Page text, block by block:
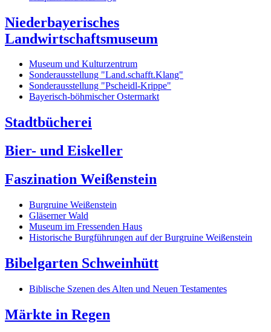
Niederbayerisches
Landwirtschaftsmuseum
Museum und Kulturzentrum
Sonderausstellung "Land.schafft.Klang"
Sonderausstellung "Pscheidl-Krippe"
Bayerisch-böhmischer Ostermarkt
Stadtbücherei
Bier- und Eiskeller
Faszination Weißenstein
Burgruine Weißenstein
Gläserner Wald
Museum im Fressenden Haus
Historische Burgführungen auf der Burgruine Weißenstein
Bibelgarten Schweinhütt
Biblische Szenen des Alten und Neuen Testamentes
Märkte in Regen